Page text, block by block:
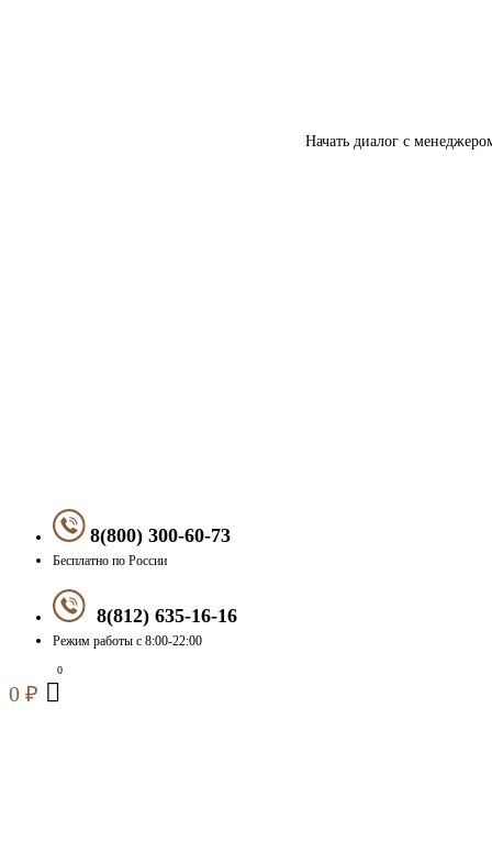
Начать диалог с
8(800) 300-60-73
Бесплатно по России
8(812) 635-16-16
Режим работы с 8:00-22:00
0 ₽